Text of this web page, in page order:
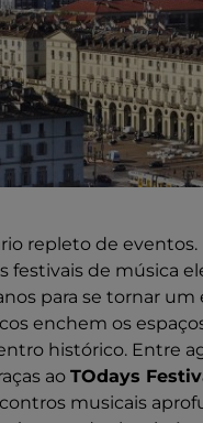
repleto de eventos.
festivais de música
para se tornar
enchem os
histórico. Entre
ao TOdays
musicais